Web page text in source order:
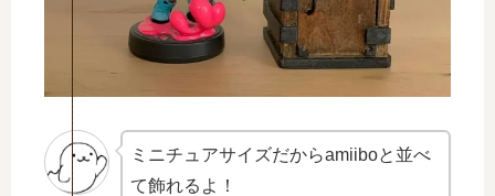
ミニチュアサイズだからamiiboと並べ
て飾れるよ！